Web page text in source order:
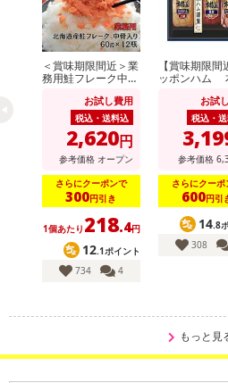
＜賞味期限間近＞業
務用鮭フレーク中骨
お試し費用
税込・送料込
2,620円
参考価格 オープン
さらにクーポンで
300円引き
1個あたり 218.4円
12.1ポイント
734
4
【賞味期限間
ッポンハム
お試
税込・
参考価格
さらにクーポ
600円引
14.8
308
もっと見